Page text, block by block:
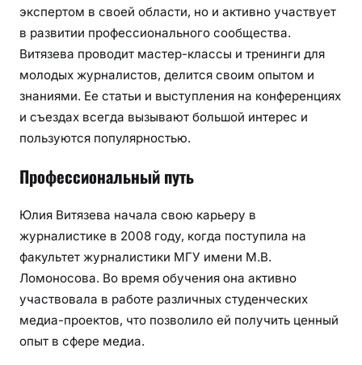
экспертом в своей области, но и активно участвует
в развитии профессионального сообщества.
Витязева проводит мастер-классы и тренинги для
молодых журналистов, делится своим опытом и
знаниями. Ее статьи и выступления на конференциях
и съездах всегда вызывают большой интерес и
пользуются популярностью.
Профессиональный путь
Юлия Витязева начала свою карьеру в
журналистике в 2008 году, когда поступила на
факультет журналистики МГУ имени М.В.
Ломоносова. Во время обучения она активно
участвовала в работе различных студенческих
медиа-проектов, что позволило ей получить ценный
опыт в сфере медиа.